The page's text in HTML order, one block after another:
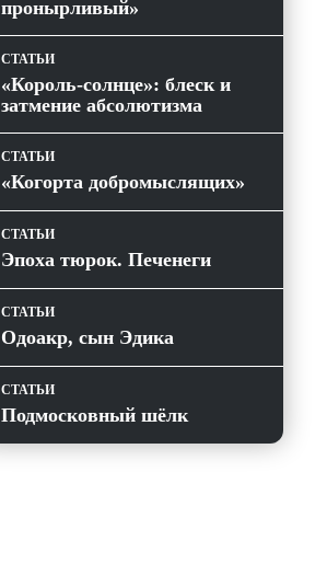
пронырливый»
СТАТЬИ
«Король-солнце»: блеск и
затмение абсолютизма
СТАТЬИ
«Когорта добромыслящих»
СТАТЬИ
Эпоха тюрок. Печенеги
СТАТЬИ
Одоакр, сын Эдика
СТАТЬИ
Подмосковный шёлк